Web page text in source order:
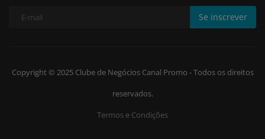
Se inscrever
Copyright © 2025 Clube de Negócios Canal Promo - Todos os direitos
reservados.
Termos e Condições